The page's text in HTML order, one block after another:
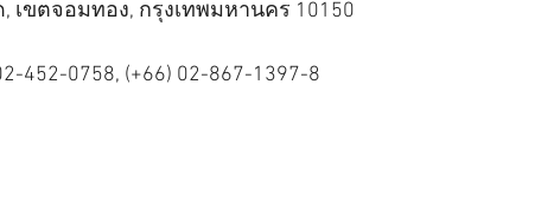
เขตจอมทอง, กรุงเทพมหานคร 10150
452-0758, (+66) 02-867-1397-8